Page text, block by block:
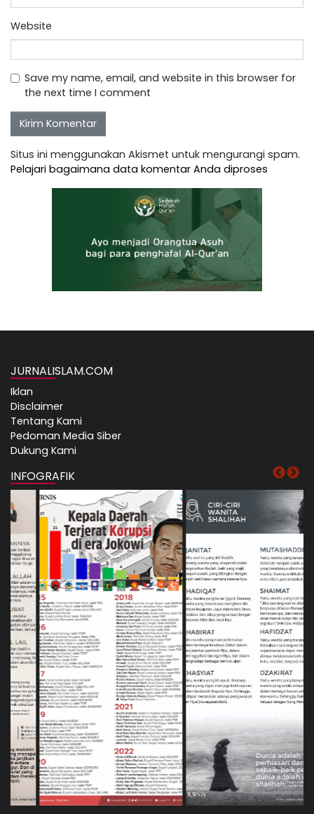
Website
Save my name, email, and website in this browser for
the next time I comment
Situs ini menggunakan Akismet untuk mengurangi spam.
Pelajari bagaimana data komentar Anda diproses
JURNALISLAM.COM
Iklan
Disclaimer
Tentang Kami
Pedoman Media Siber
Dukung Kami
INFOGRAFIK